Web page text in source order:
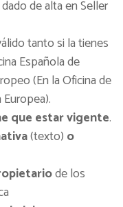
de alta en Seller
tanto si la tienes
Española de
(En la Oficina de
que estar vigente.
(texto) o
de los